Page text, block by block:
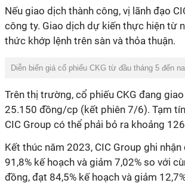
Nếu giao dịch thành công, vị lãnh đạo
công ty. Giao dịch dự kiến thực hiện từ
thức khớp lệnh trên sàn và thỏa thuận.
Diễn biến giá cổ phiếu CKG từ đầu tháng 5 đến
Trên thị trường, cổ phiếu CKG đang
25.150 đồng/cp (kết phiên 7/6). Tạm
CIC Group có thể phải bỏ ra khoảng
Kết thúc năm 2023, CIC Group ghi
91,8% kế hoạch và giảm 7,02% so với
đồng, đạt 84,5% kế hoạch và giảm